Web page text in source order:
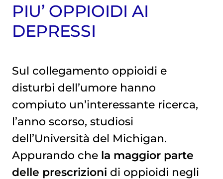
PIU’ OPPIOIDI AI
DEPRESSI
Sul collegamento oppioidi e
disturbi dell’umore hanno
compiuto un’interessante ricerca,
l’anno scorso, studiosi
dell’Università del Michigan.
Appurando che la maggior parte
delle prescrizioni di oppioidi negli